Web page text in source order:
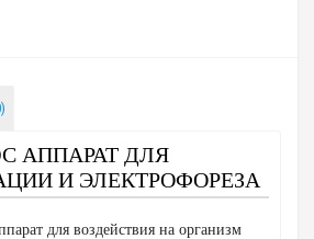
АППАРАТ ДЛЯ
И ЭЛЕКТРОФОРЕЗА
для воздействия на организм